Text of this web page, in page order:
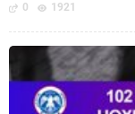
0 1921